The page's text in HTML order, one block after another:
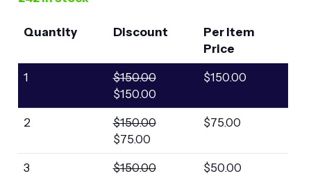
Quantity Discount
Per Item
Price
1 $150.00
$150.00
$150.00
2 $150.00
$75.00
$75.00
3 $150.00
$50.00